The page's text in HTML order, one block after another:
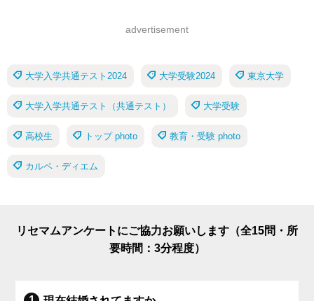
advertisement
大学入学共通テスト2024 大学受験2024 東京大学
大学入学共通テスト（共通テスト） 大学受験
高校生 トップ photo 教育・受験 photo
カルペ・ディエム
リセマムアンケートにご協力お願いします（全15問・所
要時間：3分程度）